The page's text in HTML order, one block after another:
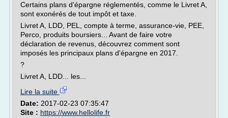
Certains plans d'épargne réglementés, comme le Livret A,
sont exonérés de tout impôt et taxe.
Livret A, LDD, PEL, compte à terme, assurance-vie, PEE,
Perco, produits boursiers... Avant de faire votre
déclaration de revenus, découvrez comment sont
imposés les principaux plans d'épargne en 2017.
?
Livret A, LDD... les...
Lire la suite
Date: 2017-02-23 07:35:47
Site : https://www.hellolife.fr